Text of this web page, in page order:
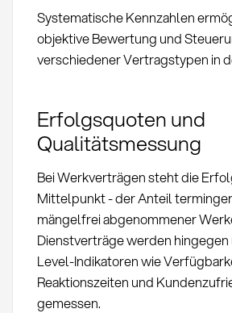
Systematische Kennzahlen
objektive Bewertung und
verschiedener Vertragstypen in
Erfolgsquoten und
Qualitätsmessung
Bei Werkverträgen steht die
Mittelpunkt - der Anteil
mängelfrei abgenommener
Dienstverträge werden
Level-Indikatoren wie
Reaktionszeiten und
gemessen.